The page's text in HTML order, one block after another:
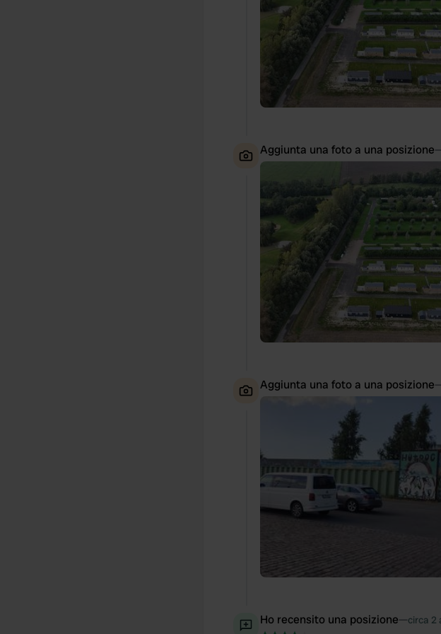
Aggiunta una foto a una posizione
Aggiunta una foto a una posizione
Ho recensito una posizione—circa 2